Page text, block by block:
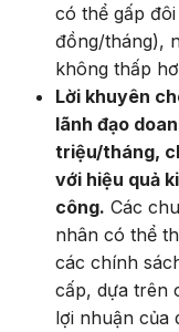
có thể gấp
đồng/tháng),
không thấp
Lời khuyên
lãnh đạo
triệu/tháng,
với hiệu quả
công. Các
nhân có thể
các chính
cấp, dựa trên
lợi nhuận của